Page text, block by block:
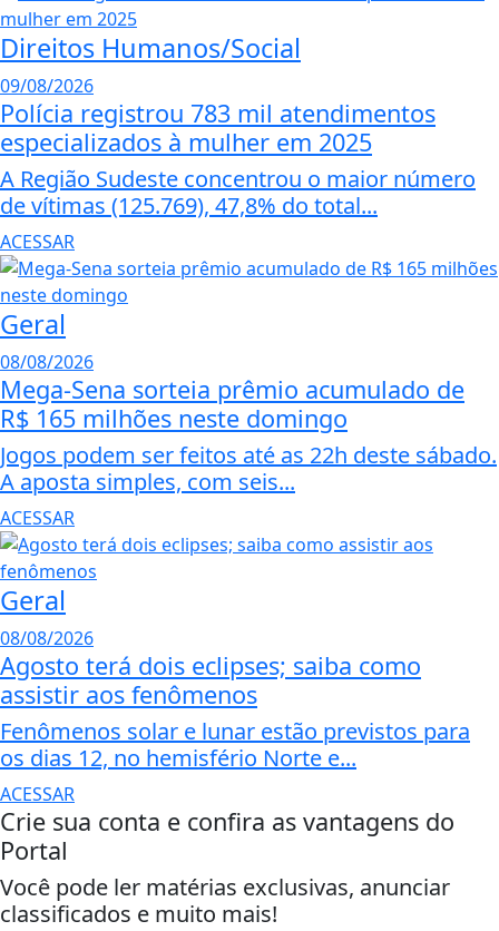
Direitos Humanos/Social
09/08/2026
Polícia registrou 783 mil atendimentos
especializados à mulher em 2025
A Região Sudeste concentrou o maior número
de vítimas (125.769), 47,8% do total...
ACESSAR
Geral
08/08/2026
Mega-Sena sorteia prêmio acumulado de
R$ 165 milhões neste domingo
Jogos podem ser feitos até as 22h deste sábado.
A aposta simples, com seis...
ACESSAR
Geral
08/08/2026
Agosto terá dois eclipses; saiba como
assistir aos fenômenos
Fenômenos solar e lunar estão previstos para
os dias 12, no hemisfério Norte e...
ACESSAR
Crie sua conta e confira as vantagens do
Portal
Você pode ler matérias exclusivas, anunciar
classificados e muito mais!